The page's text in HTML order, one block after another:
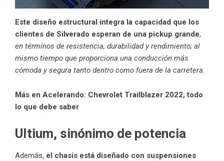
Este diseño estructural integra la capacidad que los
clientes de Silverado esperan de una pickup grande,
en términos de resistencia, durabilidad y rendimiento; al
mismo tiempo que proporciona una conducción más
cómoda y segura tanto dentro como fuera de la carretera.
Más en Acelerando: Chevrolet Trailblazer 2022, todo
lo que debe saber
UItium, sinónimo de potencia
Además, el chasis está diseñado con suspensiones